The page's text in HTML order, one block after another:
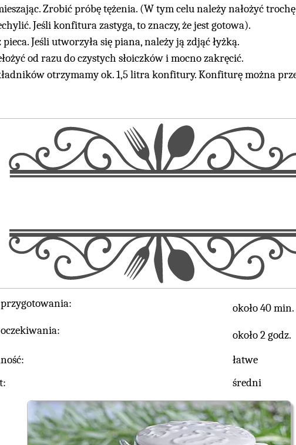
Zrobić próbę tężenia. (W tym celu należy nałożyć
Jeśli konfitura zastyga, to znaczy, że jest gotowa).
Jeśli utworzyła się piana, należy ją zdjąć łyżką.
od razu do czystych słoiczków i mocno zakręcić.
otrzymamy ok. 1,5 litra konfitury. Konfiturę można
przygotowania:
około 40 min.
oczekiwania:
około 2 godz.
łatwe
średni